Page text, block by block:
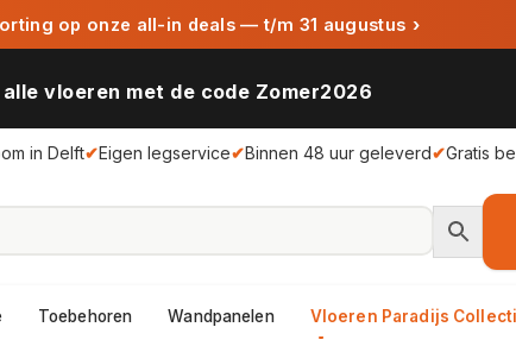
op onze all-in deals — t/m 31 augustus ›
vloeren met de code Zomer2026
in Delft✔Eigen legservice✔Binnen 48 uur geleverd✔Gratis
Toebehoren Wandpanelen Vloeren Paradijs